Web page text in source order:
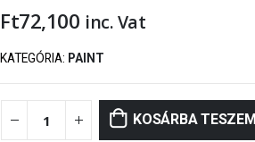
Ft72,100 inc. Vat
KATEGÓRIA: PAINT
KOSÁRBA TESZEM